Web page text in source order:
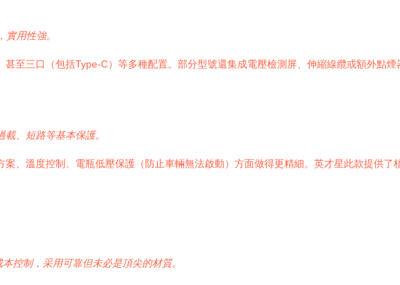
實用性強。
甚至三口（包括Type-C）等多種配置。部分型號還集成電壓檢測屏、伸縮線纜或額外點煙
、短路等基本保護。
案、溫度控制、電瓶低壓保護（防止車輛無法啟動）方面做得更精細。英才星此款提供
控制，采用可靠但未必是頂尖的材質。